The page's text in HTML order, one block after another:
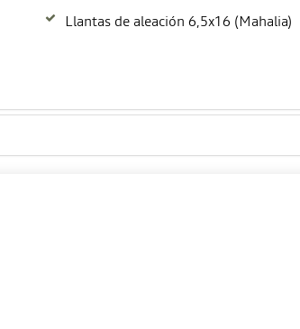
Llantas de aleación 6,5x16 (Mahalia)